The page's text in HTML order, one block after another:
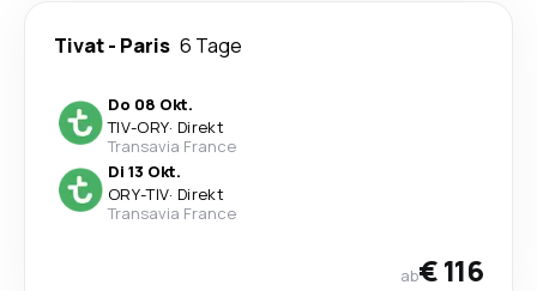
Tivat- Paris 6 Tage
Do 08 Okt.
TIV-ORY· Direkt
Transavia France
Di 13 Okt.
ORY-TIV· Direkt
Transavia France
ab€ 116